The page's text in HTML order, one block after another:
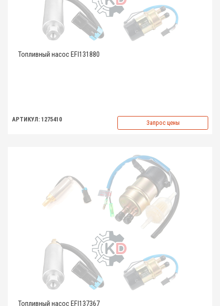
Топливный насос EFI131880
АРТИКУЛ: 1275410 Запрос цены
Топливный насос EFI137367